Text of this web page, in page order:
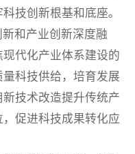
技创新根基和底座。
和产业创新深度融
代化产业体系建设的
科技供给，培育发展
技术改造提升传统产
促进科技成果转化应